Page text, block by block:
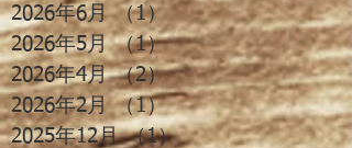
2026年6月 （1）1件の記事
2026年5月 （1）1件の記事
2026年4月 （2）2件の記事
2026年2月 （1）1件の記事
2025年12月 （1）1件の記事